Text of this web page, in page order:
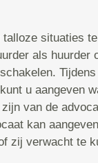
talloze situaties
als huurder
u aangeven
van de
kan
zij verwacht te